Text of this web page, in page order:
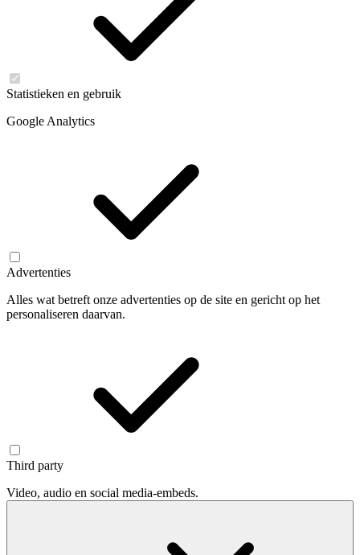
Statistieken en gebruik
Google Analytics
Advertenties
Alles wat betreft onze advertenties op de site en gericht op het
personaliseren daarvan.
Third party
Video, audio en social media-embeds.